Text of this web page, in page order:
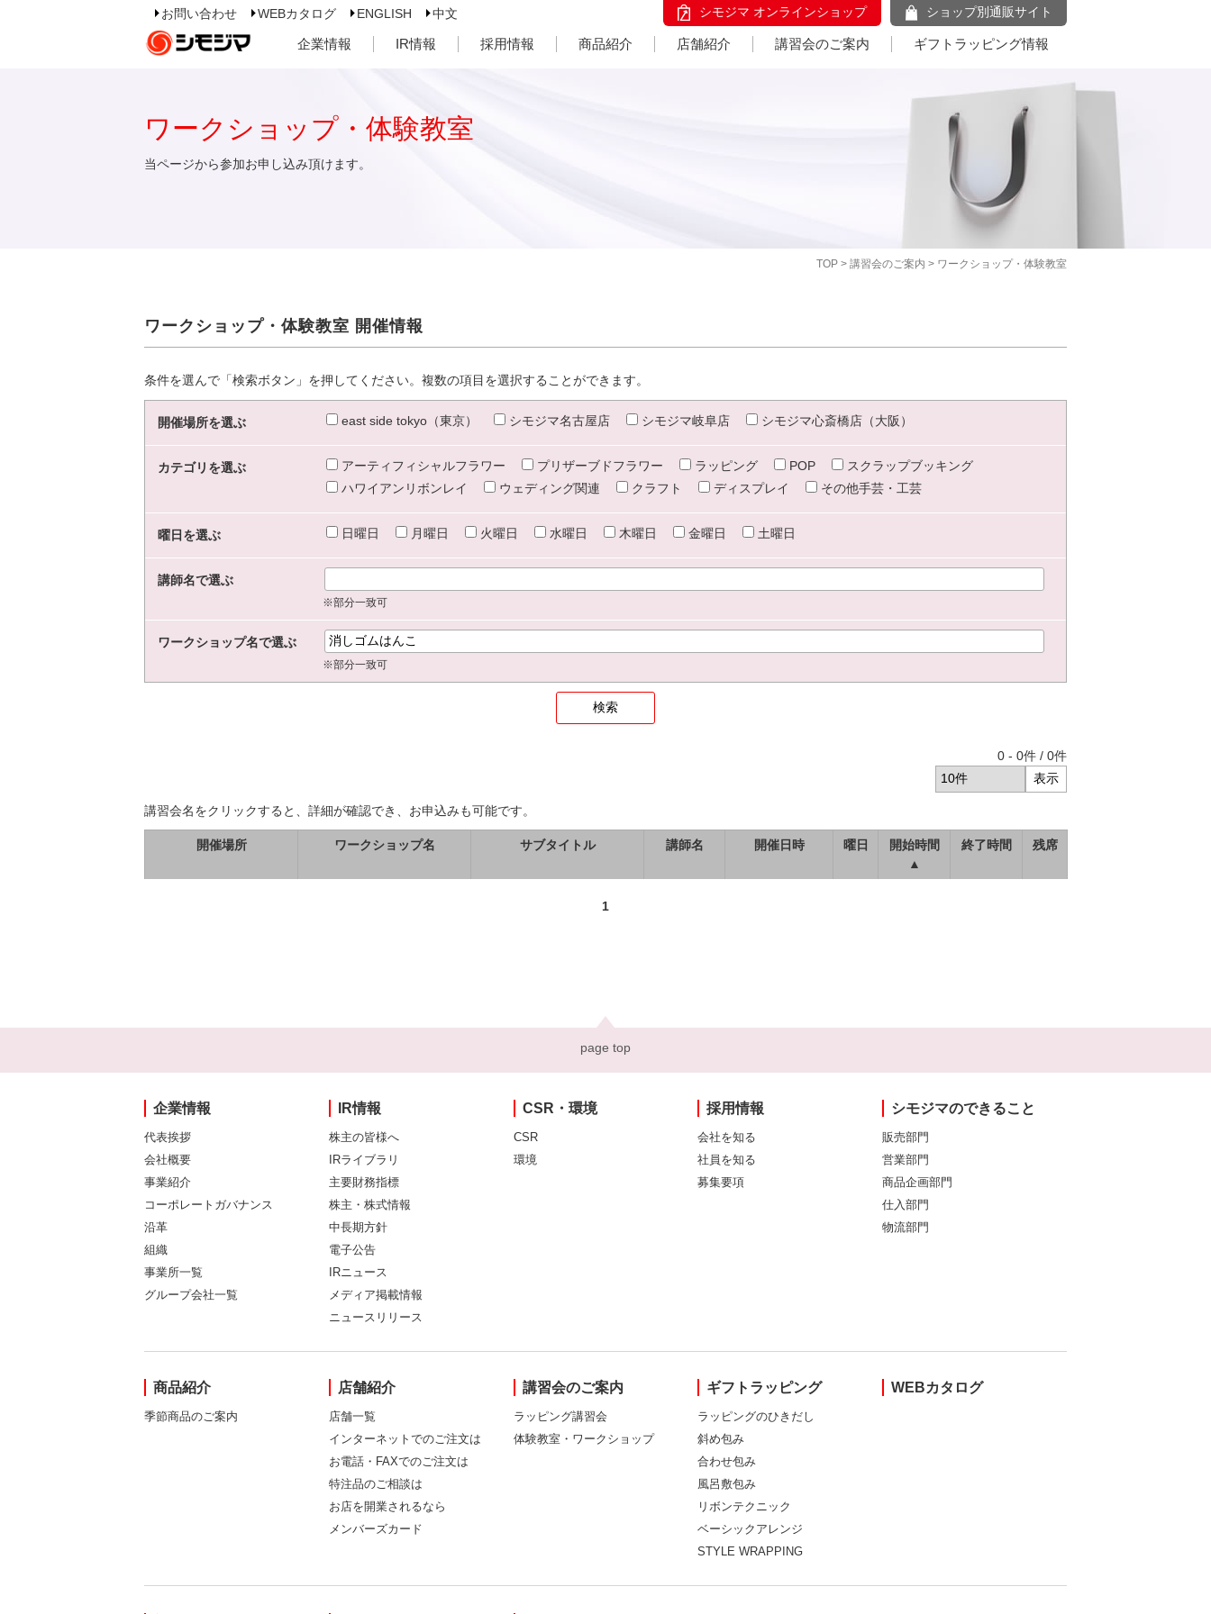
お問い合わせ WEBカタログ ENGLISH 中文 シモジマ オンラインショップ ショップ別通販サイト
企業情報 IR情報 採用情報 商品紹介 店舗紹介 講習会のご案内 ギフトラッピング情報
TOP > 講習会のご案内 > ワークショップ・体験教室
ワークショップ・体験教室
当ページから参加お申し込み頂けます。
ワークショップ・体験教室 開催情報
条件を選んで「検索ボタン」を押してください。複数の項目を選択することができます。
開催場所を選ぶ east side tokyo（東京） シモジマ名古屋店 シモジマ岐阜店 シモジマ心斎橋店（大阪）
カテゴリを選ぶ アーティフィシャルフラワー プリザーブドフラワー ラッピング POP
スクラップブッキング
ハワイアンリボンレイ
ウェディング関連 クラフト ディスプレイ その他手芸・工芸
曜日を選ぶ 日曜日 月曜日 火曜日 水曜日 木曜日 金曜日 土曜日
講師名で選ぶ
※部分一致可
ワークショップ名で選ぶ
※部分一致可
0 - 0件 / 0件
講習会名をクリックすると、詳細が確認でき、お申込みも可能です。
開催場所 ワークショップ名 サブタイトル 講師名 開催日時 曜日
開始時間
▲
終了時間 残席
1
page top
企業情報
代表挨拶
会社概要
事業紹介
コーポレートガバナンス
沿革
組織
事業所一覧
グループ会社一覧
IR情報
株主の皆様へ
IRライブラリ
主要財務指標
株主・株式情報
中長期方針
電子公告
IRニュース
メディア掲載情報
ニュースリリース
CSR・環境
CSR
環境
採用情報
会社を知る
社員を知る
募集要項
シモジマのできること
販売部門
営業部門
商品企画部門
仕入部門
物流部門
商品紹介
季節商品のご案内
店舗紹介
店舗一覧
インターネットでのご注文は
お電話・FAXでのご注文は
特注品のご相談は
お店を開業されるなら
メンバーズカード
講習会のご案内
ラッピング講習会
体験教室・ワークショップ
ギフトラッピング
ラッピングのひきだし
斜め包み
合わせ包み
風呂敷包み
リボンテクニック
ベーシックアレンジ
STYLE WRAPPING
WEBカタログ